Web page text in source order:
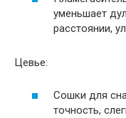
уменьшает
расстоянии,
Цевье:
Сошки для
точность,